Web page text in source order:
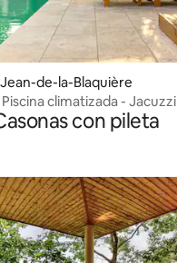
de-la-Blaquière
climatizada - Jacuzzi
con pileta